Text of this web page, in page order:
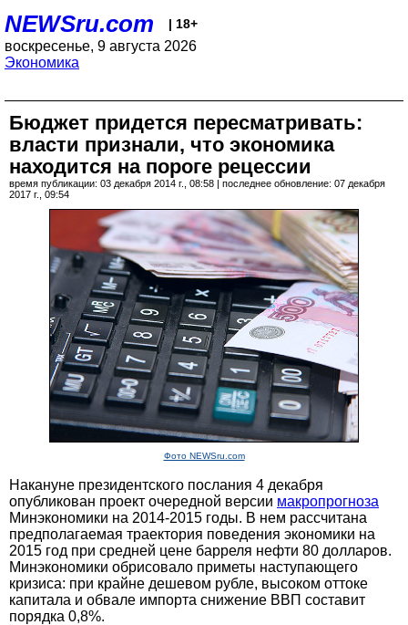
NEWSru.com | 18+
воскресенье, 9 августа 2026
Экономика
Бюджет придется пересматривать:
власти признали, что экономика
находится на пороге рецессии
время публикации: 03 декабря 2014 г., 08:58 | последнее обновление: 07 декабря
2017 г., 09:54
Фото NEWSru.com
Накануне президентского послания 4 декабря
опубликован проект очередной версии макропрогноза
Минэкономики на 2014-2015 годы. В нем рассчитана
предполагаемая траектория поведения экономики на
2015 год при средней цене барреля нефти 80 долларов.
Минэкономики обрисовало приметы наступающего
кризиса: при крайне дешевом рубле, высоком оттоке
капитала и обвале импорта снижение ВВП составит
порядка 0,8%.